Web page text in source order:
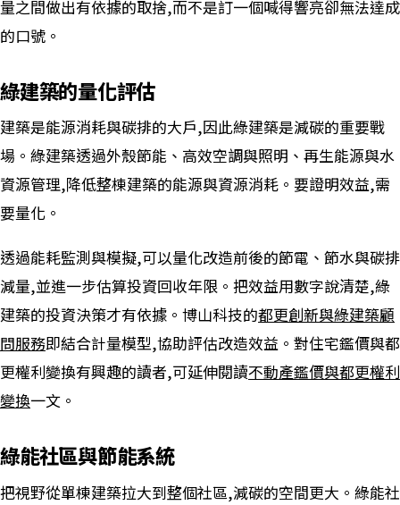
量之間做出有依據的取捨,而不是訂一個喊得響亮卻無法達成
的口號。
綠建築的量化評估
建築是能源消耗與碳排的大戶,因此綠建築是減碳的重要戰
場。綠建築透過外殼節能、高效空調與照明、再生能源與水
資源管理,降低整棟建築的能源與資源消耗。要證明效益,需
要量化。
透過能耗監測與模擬,可以量化改造前後的節電、節水與碳排
減量,並進一步估算投資回收年限。把效益用數字說清楚,綠
建築的投資決策才有依據。博山科技的都更創新與綠建築顧
問服務即結合計量模型,協助評估改造效益。對住宅鑑價與都
更權利變換有興趣的讀者,可延伸閱讀不動產鑑價與都更權利
變換一文。
綠能社區與節能系統
把視野從單棟建築拉大到整個社區,減碳的空間更大。綠能社